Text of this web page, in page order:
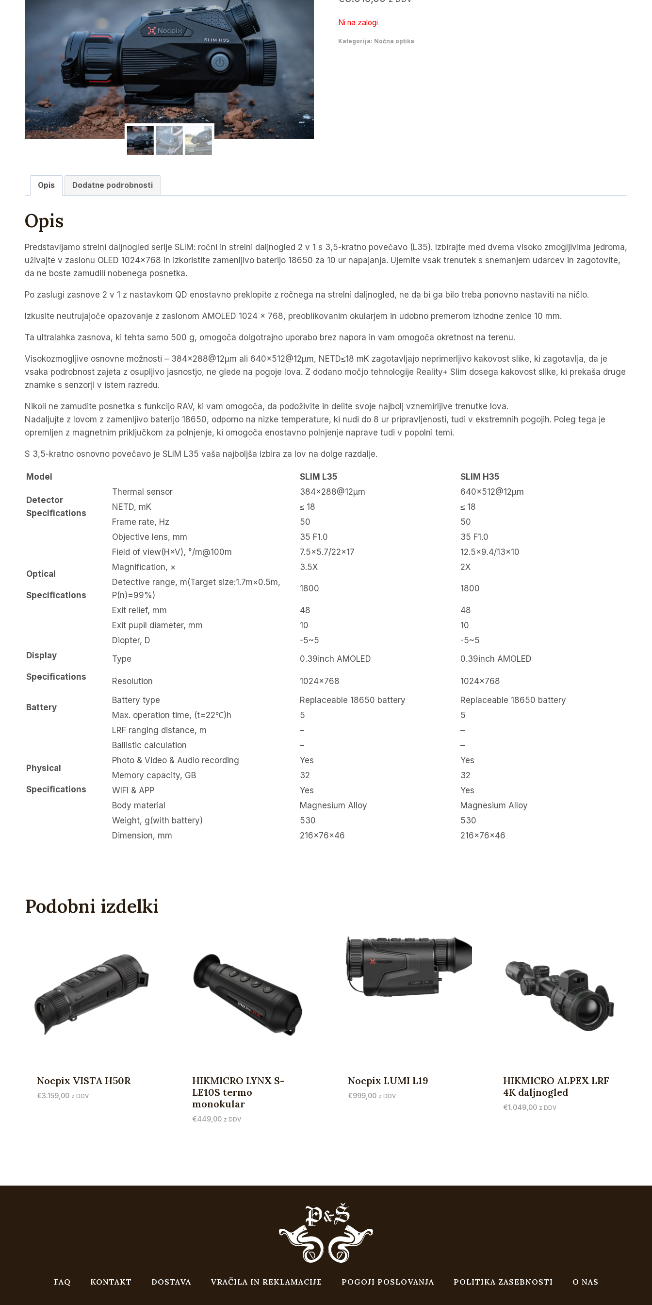
Ni na zalogi
Kategorija: Nočna optika
Opis Dodatne podrobnosti
Opis
Predstavljamo strelni daljnogled serije SLIM: ročni in strelni daljnogled 2 v 1 s 3,5-kratno povečavo (L35). Izbirajte med dvema visoko zmogljivima jedroma,
uživajte v zaslonu OLED 1024×768 in izkoristite zamenljivo baterijo 18650 za 10 ur napajanja. Ujemite vsak trenutek s snemanjem udarcev in zagotovite,
da ne boste zamudili nobenega posnetka.
Po zaslugi zasnove 2 v 1 z nastavkom QD enostavno preklopite z ročnega na strelni daljnogled, ne da bi ga bilo treba ponovno nastaviti na ničlo.
Izkusite neutrujajoče opazovanje z zaslonom AMOLED 1024 x 768, preoblikovanim okularjem in udobno premerom izhodne zenice 10 mm.
Ta ultralahka zasnova, ki tehta samo 500 g, omogoča dolgotrajno uporabo brez napora in vam omogoča okretnost na terenu.
Visokozmogljive osnovne možnosti – 384×288@12μm ali 640×512@12μm, NETD≤18 mK zagotavljajo neprimerljivo kakovost slike, ki zagotavlja, da je
vsaka podrobnost zajeta z osupljivo jasnostjo, ne glede na pogoje lova. Z dodano močjo tehnologije Reality+ Slim dosega kakovost slike, ki prekaša druge
znamke s senzorji v istem razredu.
Nikoli ne zamudite posnetka s funkcijo RAV, ki vam omogoča, da podoživite in delite svoje najbolj vznemirljive trenutke lova.
Nadaljujte z lovom z zamenljivo baterijo 18650, odporno na nizke temperature, ki nudi do 8 ur pripravljenosti, tudi v ekstremnih pogojih. Poleg tega je
opremljen z magnetnim priključkom za polnjenje, ki omogoča enostavno polnjenje naprave tudi v popolni temi.
S 3,5-kratno osnovno povečavo je SLIM L35 vaša najboljša izbira za lov na dolge razdalje.
Model SLIM L35 SLIM H35
Detector
Specifications
Thermal sensor 384×288@12μm
640×512@12μm
NETD, mK
≤ 18
≤ 18
Frame rate, Hz
50 50
Optical
Specifications
Objective lens, mm 35 F1.0
35 F1.0
Field of view(H×V), °/m@100m
7.5×5.7/22×17
12.5×9.4/13×10
Magnification, ×
3.5X
2X
Detective range, m(Target size:1.7m×0.5m,
P(n)=99%)
1800 1800
Exit relief, mm 48
48
Exit pupil diameter, mm
10
10
Diopter, D
-5~5
-5~5
Display
Specifications
Type 0.39inch AMOLED 0.39inch AMOLED
Resolution 1024×768 1024×768
Battery
Battery type Replaceable 18650 battery
Replaceable 18650 battery
Max. operation time, (t=22℃)h
5 5
Physical
Specifications
LRF ranging distance, m –
–
Ballistic calculation
–
–
Photo & Video & Audio recording
Yes
Yes
Memory capacity, GB
32
32
WIFI & APP
Yes
Yes
Body material
Magnesium Alloy
Magnesium Alloy
Weight, g(with battery)
530
530
Dimension, mm
216x76x46 216x76x46
Podobni izdelki
Nocpix VISTA H50R
€3.159,00 z DDV
HIKMICRO LYNX S-
LE10S termo
monokular
€449,00 z DDV
Nocpix LUMI L19
€999,00 z DDV
HIKMICRO ALPEX LRF
4K daljnogled
€1.049,00 z DDV
FAQ KONTAKT DOSTAVA VRAČILA IN REKLAMACIJE POGOJI POSLOVANJA POLITIKA ZASEBNOSTI O NAS